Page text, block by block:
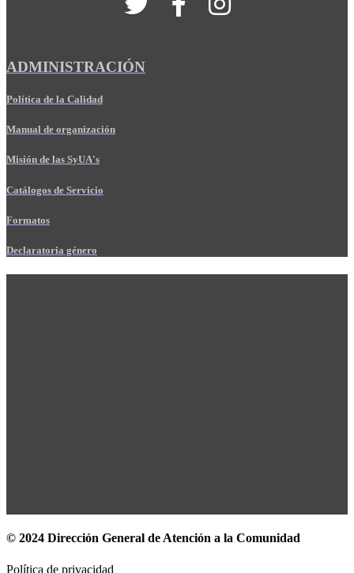
ADMINISTRACIÓN
Política de la Calidad
Manual de organización
Misión de las SyUA's
Catálogos de Servicio
Formatos
Declaratoria género
© 2024 Dirección General de Atención a la Comunidad
Política de privacidad